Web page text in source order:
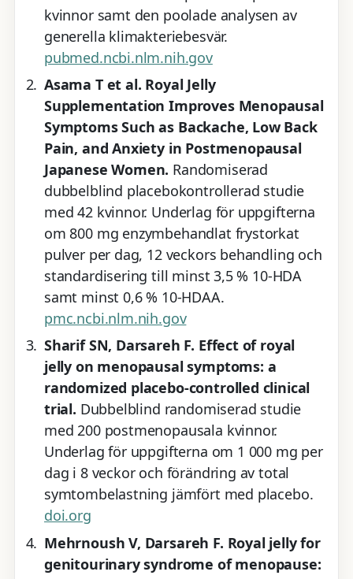
kvinnor samt den poolade analysen av
generella klimakteriebesvär.
pubmed.ncbi.nlm.nih.gov
Asama T et al. Royal Jelly
Supplementation Improves Menopausal
Symptoms Such as Backache, Low Back
Pain, and Anxiety in Postmenopausal
Japanese Women. Randomiserad
dubbelblind placebokontrollerad studie
med 42 kvinnor. Underlag för uppgifterna
om 800 mg enzymbehandlat frystorkat
pulver per dag, 12 veckors behandling och
standardisering till minst 3,5 % 10-HDA
samt minst 0,6 % 10-HDAA.
pmc.ncbi.nlm.nih.gov
Sharif SN, Darsareh F. Effect of royal
jelly on menopausal symptoms: a
randomized placebo-controlled clinical
trial. Dubbelblind randomiserad studie
med 200 postmenopausala kvinnor.
Underlag för uppgifterna om 1 000 mg per
dag i 8 veckor och förändring av total
symtombelastning jämfört med placebo.
doi.org
Mehrnoush V, Darsareh F. Royal jelly for
genitourinary syndrome of menopause: